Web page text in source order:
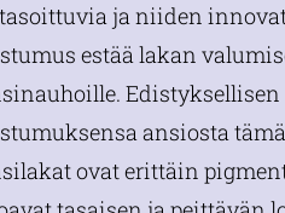
ja niiden
estää lakan
Edistyksellisen
ansiosta
ovat erittäin